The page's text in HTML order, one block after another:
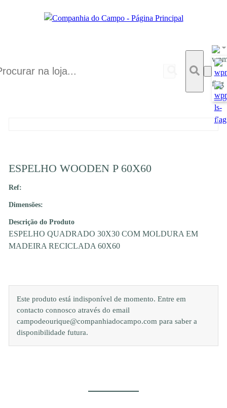
ESPELHO WOODEN P 60X60
Ref:
Dimensões:
Descrição do Produto
ESPELHO QUADRADO 30X30 COM MOLDURA EM
MADEIRA RECICLADA 60X60
Este produto está indisponível de momento. Entre em
contacto connosco através do email
campodeourique@companhiadocampo.com para saber a
disponibilidade futura.